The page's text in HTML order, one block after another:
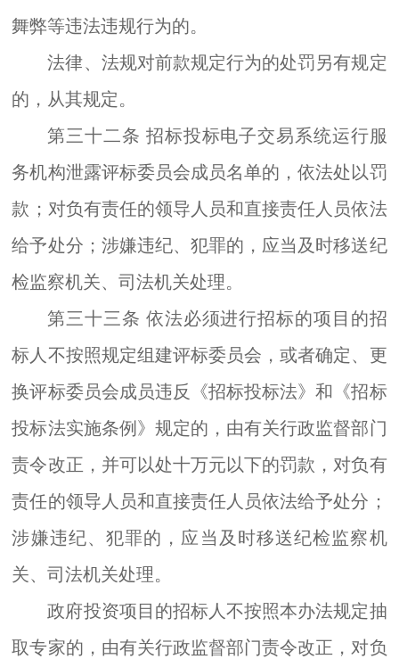
舞弊等违法违规行为的。
法律、 法规对前款规定行为的处罚另有规定
的，从其规定。
第三十二条 招标投标电子交易系统运行服
务机构泄露评标委员会成员名单的，依法处以罚
款 ； 对负有责任的领导人员和直接责任人员依法
给予处分；涉嫌违纪、犯罪的，应当及时移送纪
检监察机关、司法机关处理。
第三十三条 依法必须进行招标的项目的招
标人不按照规定组建评标委员会，或者确定、更
换评标委员会成员违反《招标投标法》和《招标
投标法实施条例》规定的，由有关行政监督部门
责令改正，并可以处十万元以下的罚款，对负有
责任的领导人员和直接责任人员依法给予处分；
涉嫌违纪、犯罪的，应当及时移送纪检监察机
关、司法机关处理。
政府投资项目的招标人不按照本办法规定抽
取专家的，由有关行政监督部门责令改正，对负